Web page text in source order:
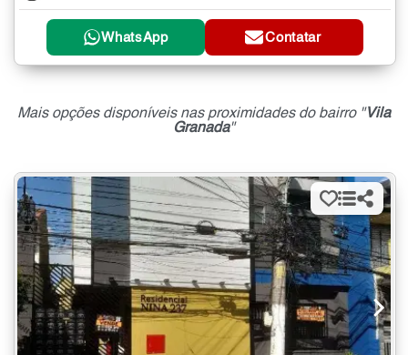
WhatsApp Contatar
Mais opções disponíveis nas proximidades do bairro "Vila
Granada"